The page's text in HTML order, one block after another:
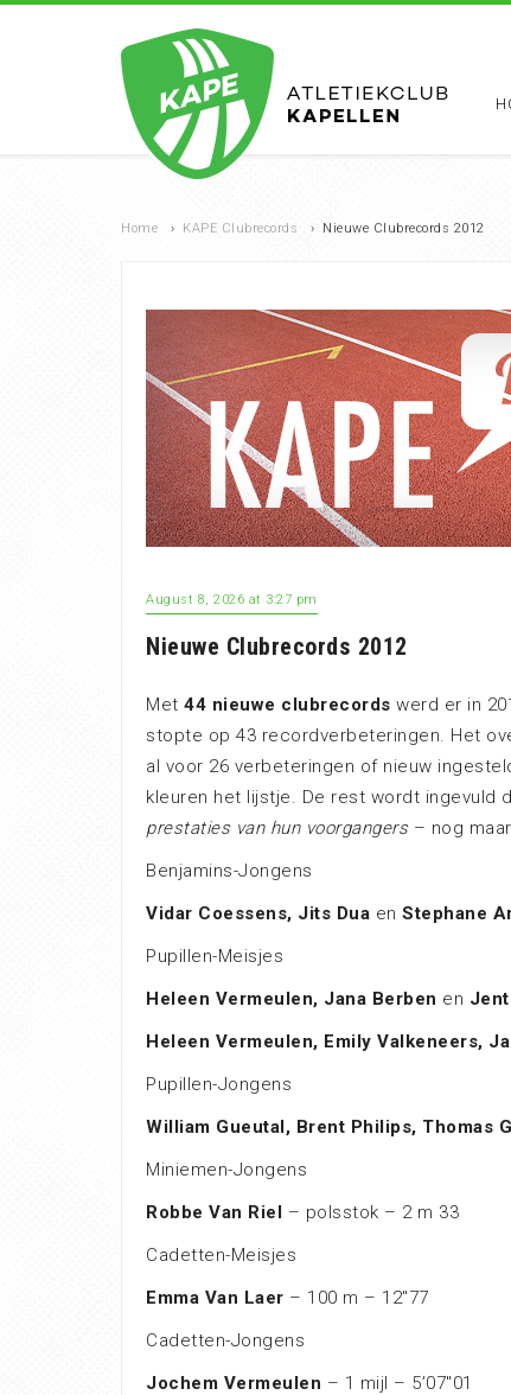
Home › KAPE Clubrecords › Nieuwe Clubrecords 2012
August 8, 2026 at 3:27 pm
Nieuwe Clubrecords 2012
Met 44 nieuwe clubrecords werd er in
stopte op 43 recordverbeteringen. Het
al voor 26 verbeteringen of nieuw
kleuren het lijstje. De rest wordt ingevuld
prestaties van hun voorgangers– nog
Benjamins-Jongens
Vidar Coessens, Jits Dua en Stephane
Pupillen-Meisjes
Heleen Vermeulen, Jana Berben en
Heleen Vermeulen, Emily Valkeneers,
Pupillen-Jongens
William Gueutal, Brent Philips, Thomas
Miniemen-Jongens
Robbe Van Riel – polsstok – 2 m 33
Cadetten-Meisjes
Emma Van Laer – 100 m – 12″77
Cadetten-Jongens
Jochem Vermeulen – 1 mijl – 5’07″01